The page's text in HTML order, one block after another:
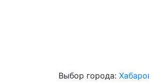
Выбор города: